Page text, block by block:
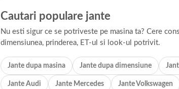
Cautari populare jante
Nu esti sigur ce se potriveste pe masina ta? Cere
dimensiunea, prinderea, ET-ul si look-ul potrivit.
Jante dupa masina Jante dupa dimensiune
Jante Audi Jante Mercedes Jante Volkswagen